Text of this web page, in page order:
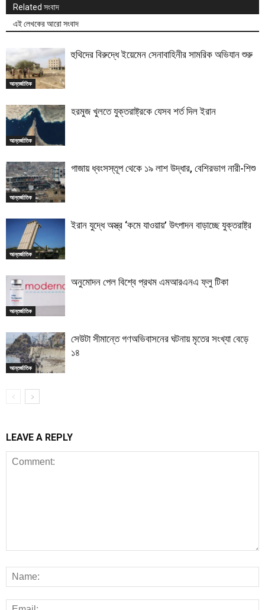
Related সংবাদ
এই লেখকের আরো সংবাদ
আন্তর্জাতিক
হুথিদের বিরুদ্ধে ইয়েমেন সেনাবাহিনীর সামরিক অভিযান শুরু
আন্তর্জাতিক
হরমুজ খুলতে যুক্তরাষ্ট্রকে যেসব শর্ত দিল ইরান
আন্তর্জাতিক
গাজায় ধ্বংসস্তূপ থেকে ১৯ লাশ উদ্ধার, বেশিরভাগ নারী-শিশু
আন্তর্জাতিক
ইরান যুদ্ধে অস্ত্র ‘কমে যাওয়ায়’ উৎপাদন বাড়াচ্ছে যুক্তরাষ্ট্র
আন্তর্জাতিক
অনুমোদন পেল বিশ্বে প্রথম এমআরএনএ ফ্লু টিকা
আন্তর্জাতিক
সেউটা সীমান্তে গণঅভিবাসনের ঘটনায় মৃতের সংখ্যা বেড়ে
১৪
LEAVE A REPLY